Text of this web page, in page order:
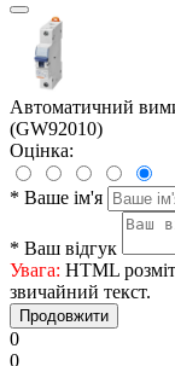
Автоматичний
(GW92010)
Оцінка:
* Ваше ім'я
* Ваш відгук
Увага: HTML
звичайний текст.
Продовжити
0
0